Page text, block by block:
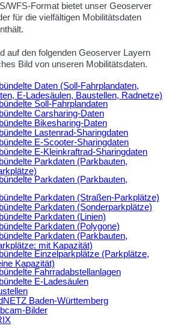
WFS-Format bietet unser Geoserver
für die vielfältigen Mobilitätsdaten
auf den folgenden Geoserver Layern
Bild von unseren Mobilitätsdaten.
Daten (Soll-Fahrplandaten,
E-Ladesäulen, Baustellen, Radnetze)
Soll-Fahrplandaten
Carsharing-Daten
Bikesharing-Daten
Lastenrad-Sharingdaten
E-Scooter-Sharingdaten
E-Kleinkraftrad-Sharingdaten
Parkdaten (Parkbauten,
Parkdaten (Parkbauten,
Parkdaten (Straßen-Parkplätze)
Parkdaten (Sonderparkplätze)
Parkdaten (Linien)
Parkdaten (Polygone)
Parkdaten (Parkbauten,
mit Kapazität)
Einzelparkplätze (Parkplätze,
Kapazität)
Fahrradabstellanlagen
E-Ladesäulen
Baden-Württemberg
Bilder